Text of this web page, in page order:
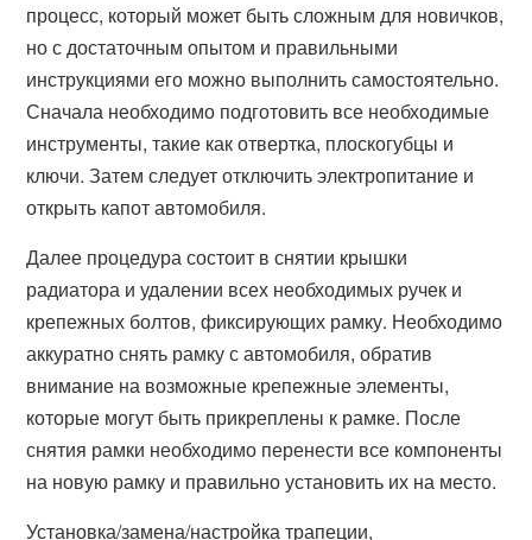
процесс, который может быть сложным для новичков,
но с достаточным опытом и правильными
инструкциями его можно выполнить самостоятельно.
Сначала необходимо подготовить все необходимые
инструменты, такие как отвертка, плоскогубцы и
ключи. Затем следует отключить электропитание и
открыть капот автомобиля.
Далее процедура состоит в снятии крышки
радиатора и удалении всех необходимых ручек и
крепежных болтов, фиксирующих рамку. Необходимо
аккуратно снять рамку с автомобиля, обратив
внимание на возможные крепежные элементы,
которые могут быть прикреплены к рамке. После
снятия рамки необходимо перенести все компоненты
на новую рамку и правильно установить их на место.
Установка/замена/настройка трапеции,